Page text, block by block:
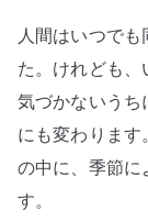
人間はいつで
た。けれども、
気づかないうち
にも変わりま
の中に、季節に
す。